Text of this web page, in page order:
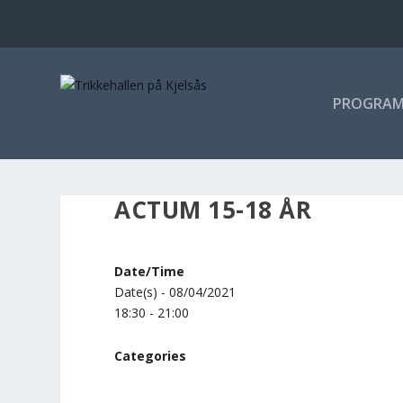
ACTUM 15-18 ÅR
Date/Time
Date(s) - 08/04/2021
18:30 - 21:00
Categories